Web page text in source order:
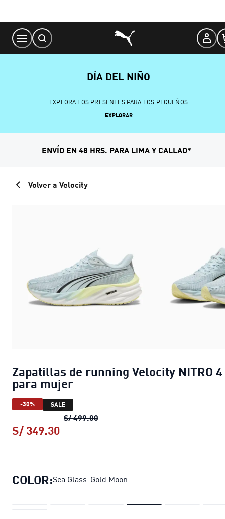
Content
DÍA DEL NIÑO
EXPLORA LOS PRESENTES PARA LOS PEQUEÑOS
EXPLORAR
ENVÍO EN 48 HRS. PARA LIMA Y CALLAO*
Volver a Velocity
Zapatillas de running Velocity NITRO 4
para mujer
-30% SALE
S/ 499.00Zapatillas de running Velocity
S/ 349.30
COLOR:Sea Glass-Gold Moon